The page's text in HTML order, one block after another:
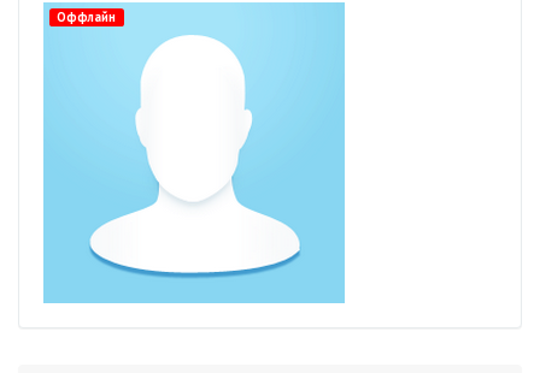
Оффлайн